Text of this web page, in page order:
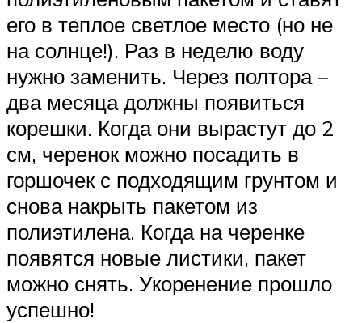
его в теплое светлое место (но не
на солнце!). Раз в неделю воду
нужно заменить. Через полтора –
два месяца должны появиться
корешки. Когда они вырастут до 2
см, черенок можно посадить в
горшочек с подходящим грунтом и
снова накрыть пакетом из
полиэтилена. Когда на черенке
появятся новые листики, пакет
можно снять. Укоренение прошло
успешно!